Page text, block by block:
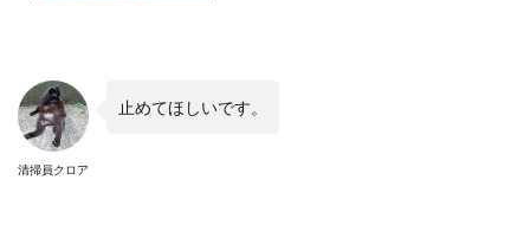
清掃員クロア
止めてほしいです。